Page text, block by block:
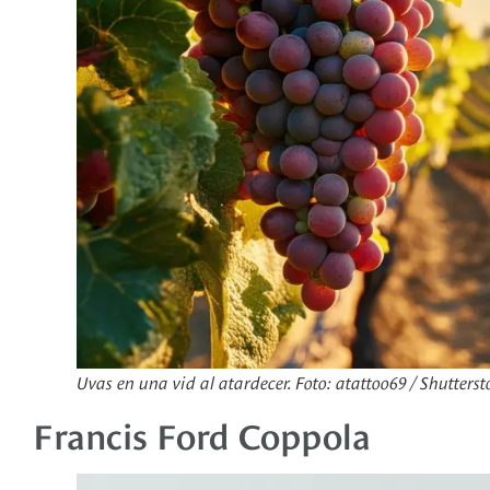
Uvas en una vid al atardecer. Foto: atattoo69 /
Francis Ford Coppola